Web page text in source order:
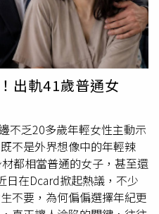
位主持人的另一面。談及兄
爭心態？陳孟賢笑說，兩人
為主，哥哥是主持。」彼此
能互相支持、鼓勵。提到擁
哥哥則展現幽默感：「我是
逗趣互動，也讓現場笑聲不
37屆傳藝金曲獎》將於8月
今年典禮以「境界_Login
概念，邀請觀眾走進傳統
者歷經歲月淬鍊、不斷突破
在當代持續綻放的蓬勃生命
（University of the West）
出軌41歲普通女
不乏20多歲年輕女性主動示
不是外界想像中的年輕辣
都相當普通的女子，甚至還
日在Dcard掀起熱議，不少
不要，為何偏偏選擇年紀更